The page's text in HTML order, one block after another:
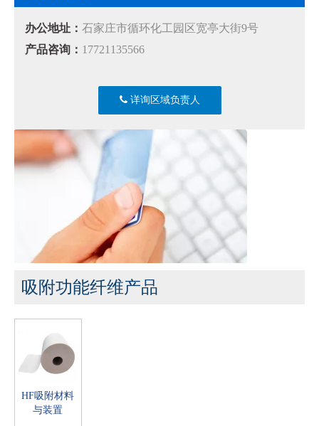
办公地址： 石家庄市循环化工园区宽亭大街9号
产品咨询： 17721135566
详询区域负责人
吸附功能纤维产品
HF吸附材料
与装置